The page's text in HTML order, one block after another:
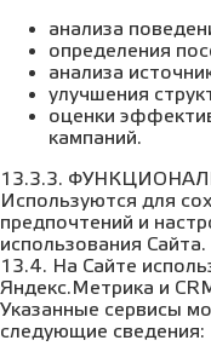
анализа
определения
анализа
улучшения
оценки
кампаний.
13.3.3.
Используются для
предпочтений и
использования Сайта.
13.4. На Сайте
Яндекс.Метрика и
Указанные сервисы
следующие сведения: